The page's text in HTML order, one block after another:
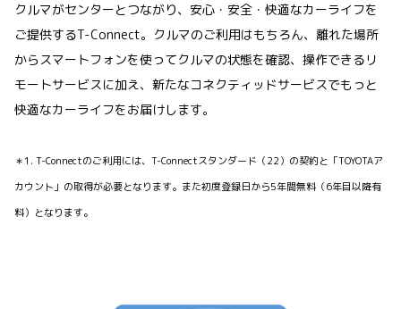
クルマがセンターとつながり、安心・安全・快適なカーライフを
ご提供するT-Connect。クルマのご利用はもちろん、離れた場所
からスマートフォンを使ってクルマの状態を確認、操作できるリ
モートサービスに加え、新たなコネクティッドサービスでもっと
快適なカーライフをお届けします。
＊1. T-Connectのご利用には、T-Connectスタンダード（22）の契約と「TOYOTAア
カウント」の取得が必要となります。また初度登録日から5年間無料（6年目以降有
料）となります。